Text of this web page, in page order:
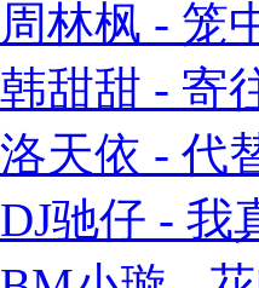
周林枫 - 笼
韩甜甜 - 寄
洛天依 - 代
DJ驰仔 - 我